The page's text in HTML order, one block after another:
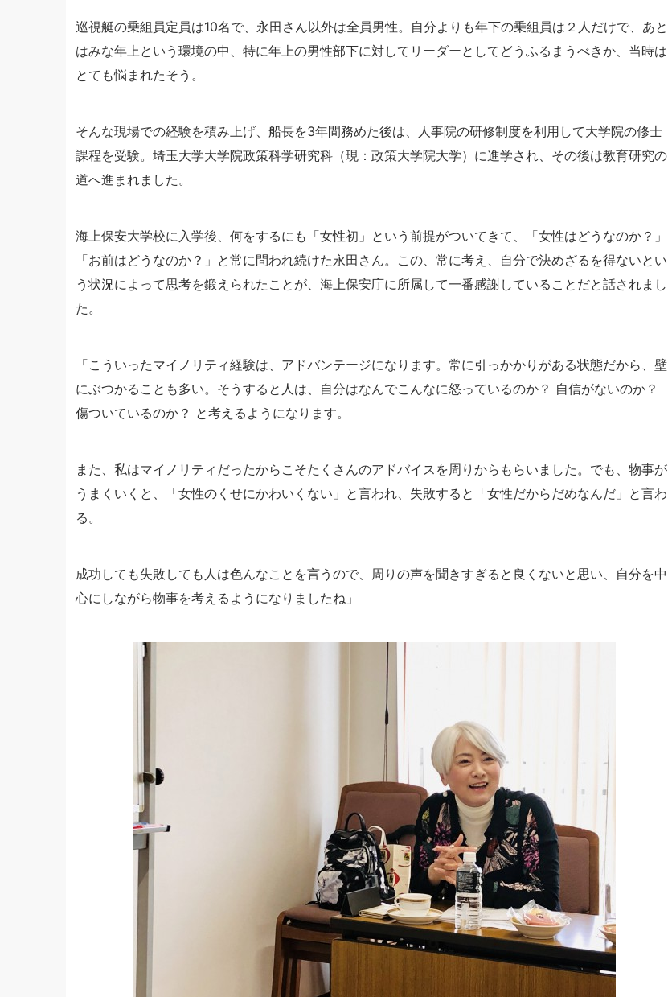
巡視艇の乗組員定員は10名で、永田さん以外は全員男性。自分よりも年下の乗組員は２人だけで、あと
はみな年上という環境の中、特に年上の男性部下に対してリーダーとしてどうふるまうべきか、当時は
とても悩まれたそう。
そんな現場での経験を積み上げ、船長を3年間務めた後は、人事院の研修制度を利用して大学院の修士
課程を受験。埼玉大学大学院政策科学研究科（現：政策大学院大学）に進学され、その後は教育研究の
道へ進まれました。
海上保安大学校に入学後、何をするにも「女性初」という前提がついてきて、「女性はどうなのか？」
「お前はどうなのか？」と常に問われ続けた永田さん。この、常に考え、自分で決めざるを得ないとい
う状況によって思考を鍛えられたことが、海上保安庁に所属して一番感謝していることだと話されまし
た。
「こういったマイノリティ経験は、アドバンテージになります。常に引っかかりがある状態だから、壁
にぶつかることも多い。そうすると人は、自分はなんでこんなに怒っているのか？ 自信がないのか？
傷ついているのか？ と考えるようになります。
また、私はマイノリティだったからこそたくさんのアドバイスを周りからもらいました。でも、物事が
うまくいくと、「女性のくせにかわいくない」と言われ、失敗すると「女性だからだめなんだ」と言わ
る。
成功しても失敗しても人は色んなことを言うので、周りの声を聞きすぎると良くないと思い、自分を中
心にしながら物事を考えるようになりましたね」